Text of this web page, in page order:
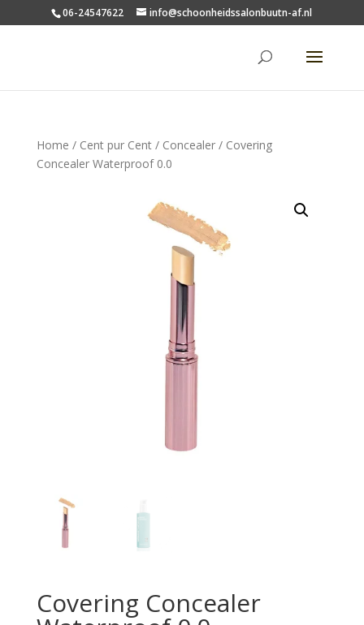
06-24547622 info@schoonheidssalonbuutn-af.nl
Home / Cent pur Cent/ Concealer/ Covering
Concealer Waterproof 0.0
Covering Concealer